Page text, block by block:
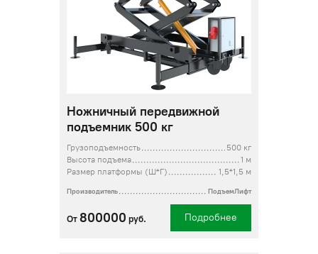
Ножничный передвижной
подъемник 500 кг
Грузоподъемность
500 кг
Высота подъема
1 м
Размер платформы (Ш*Г)
1,5*1,5 м
Производитель ПодъемЛифт
От 800000 руб. Подробнее